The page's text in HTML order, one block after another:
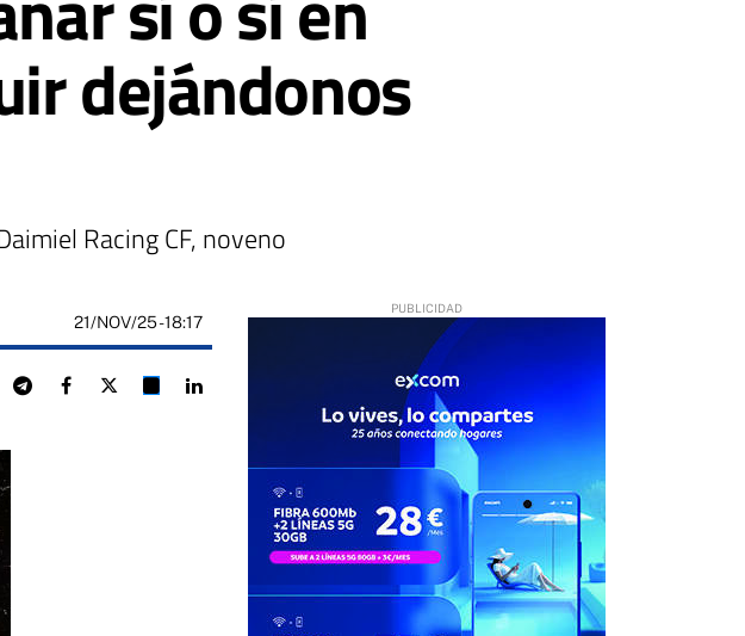
dejándonos
Racing CF, noveno
21/NOV/25- 18:17